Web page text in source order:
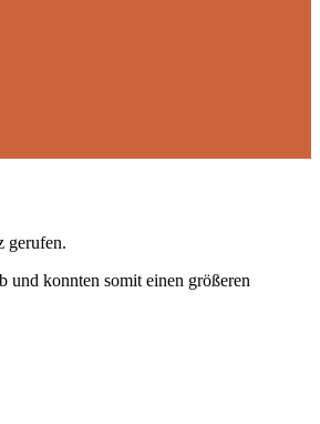
gerufen.
und konnten somit einen größeren